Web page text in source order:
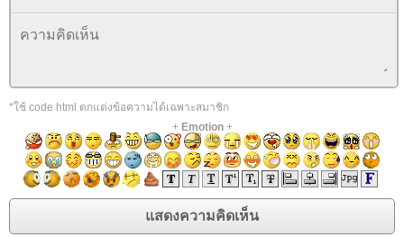
*ใช้ code html ตกแต่งข้อความได้เฉพาะสมาชิก
+ Emotion+